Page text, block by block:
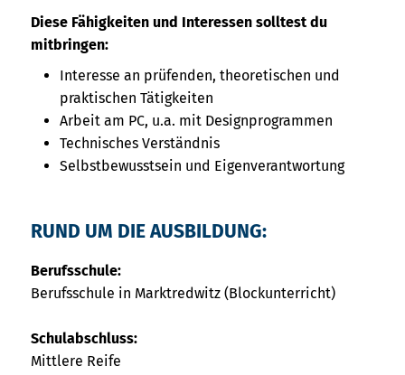
Diese Fähigkeiten und Interessen solltest du
mitbringen:
Interesse an prüfenden, theoretischen und
praktischen Tätigkeiten
Arbeit am PC, u.a. mit Designprogrammen
Technisches Verständnis
Selbstbewusstsein und Eigenverantwortung
RUND UM DIE AUSBILDUNG:
Berufsschule:
Berufsschule in Marktredwitz (Blockunterricht)
Schulabschluss:
Mittlere Reife